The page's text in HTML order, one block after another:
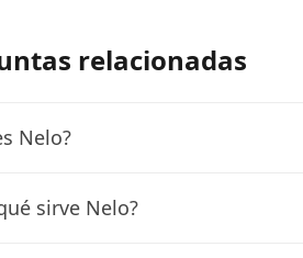
relacionadas
Nelo?
sirve Nelo?